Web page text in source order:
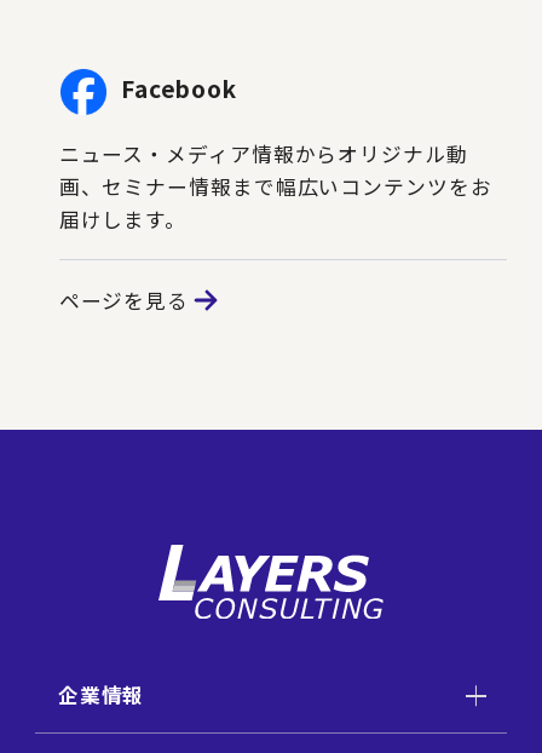
Facebook
ニュース・メディア情報からオリジナル動
画、セミナー情報まで幅広いコンテンツをお
届けします。
ページを見る
企業情報